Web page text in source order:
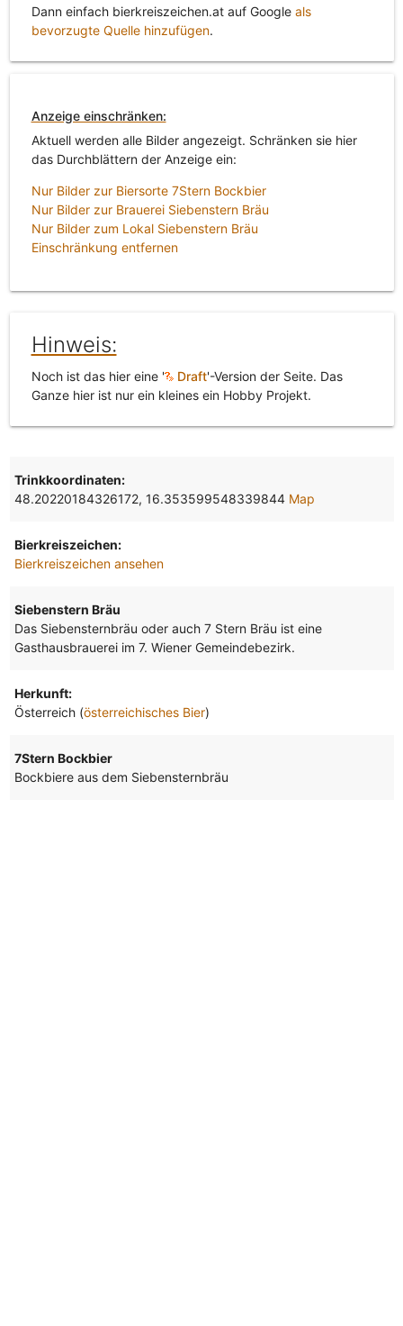
Dann einfach bierkreiszeichen.at auf Google als
bevorzugte Quelle hinzufügen.
Anzeige einschränken:
Aktuell werden alle Bilder angezeigt. Schränken sie hier
das Durchblättern der Anzeige ein:
Nur Bilder zur Biersorte 7Stern Bockbier
Nur Bilder zur Brauerei Siebenstern Bräu
Nur Bilder zum Lokal Siebenstern Bräu
Einschränkung entfernen
Hinweis:
Noch ist das hier eine ' Draft'-Version der Seite. Das
Ganze hier ist nur ein kleines ein Hobby Projekt.
Trinkkoordinaten:
48.20220184326172, 16.353599548339844 Map
Bierkreiszeichen:
Bierkreiszeichen ansehen
Siebenstern Bräu
Das Siebensternbräu oder auch 7 Stern Bräu ist eine
Gasthausbrauerei im 7. Wiener Gemeindebezirk.
Herkunft:
Österreich (österreichisches Bier)
7Stern Bockbier
Bockbiere aus dem Siebensternbräu